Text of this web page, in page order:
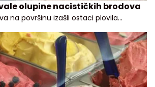
olupine nacističkih brodova
na površinu izašli ostaci plovila
povlačenja sa Balkana